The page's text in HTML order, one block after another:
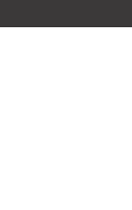
to